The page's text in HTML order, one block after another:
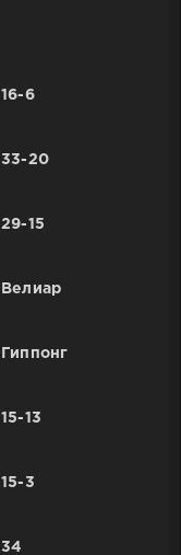
16-6
33-20
29-15
Велиар
Гиппонг
15-13
15-3
34